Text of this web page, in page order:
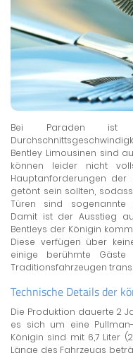
Bei Paraden ist
Bentley Limousinen sind
können leider nicht
Hauptanforderungen der
getönt sein sollten,
Türen sind sogenannte
Damit ist der Ausstieg
Bentleys der Königin
Diese verfügen über
einige berühmte
Traditionsfahrzeugen
Technische Details der
Die Produktion dauerte 2
es sich um eine
Königin sind mit 6,7 Liter
Länge des Fahrzeugs